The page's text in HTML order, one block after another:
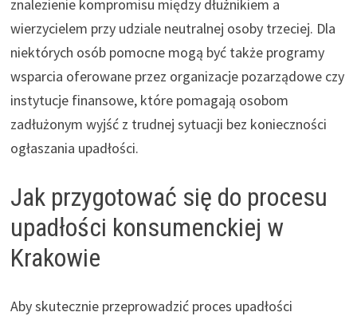
znalezienie kompromisu między dłużnikiem a
wierzycielem przy udziale neutralnej osoby trzeciej. Dla
niektórych osób pomocne mogą być także programy
wsparcia oferowane przez organizacje pozarządowe czy
instytucje finansowe, które pomagają osobom
zadłużonym wyjść z trudnej sytuacji bez konieczności
ogłaszania upadłości.
Jak przygotować się do procesu
upadłości konsumenckiej w
Krakowie
Aby skutecznie przeprowadzić proces upadłości